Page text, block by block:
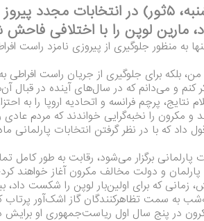
امانوئل مکرون، رئیس‌جمهور فرانسه روز (یک‌شنبه، ۵ثور) در
مارین لوپن را با اختلافی
منظور جلوگیری از پیروزی نامزد راست
بلکه برای جلوگیری از جریان راست افراطی
کنم و می‌دانم که در سال‌های آینده در قبال
نتایج، پرچم فرانسه و اتحادیه اروپا را به
و مکرون را نخبه‌گرایی خواندند که مردم عادی
که با در نظر گرفتن انتخابات پارلمانی
برگزار می‌شود، رقابت به طور کامل
و دولت مخالف مکرون آغاز خواهند
که برای اولین‌بار لوپن را شکست داد،
به سمت تظاهرکنندگان گاز اشک‌آور پرتاب
در پنج سال اول ریاست‌جمهوری او برایش